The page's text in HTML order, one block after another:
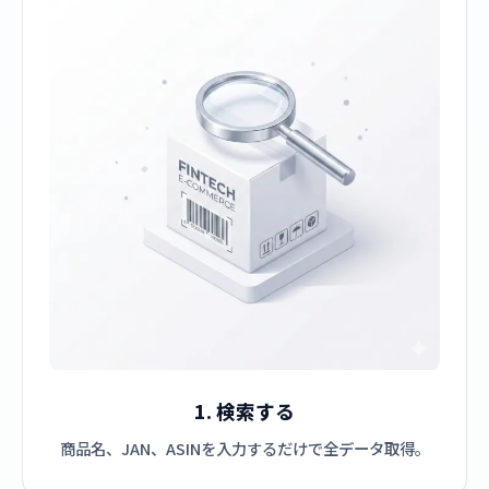
1. 検索する
商品名、JAN、ASINを入力するだけで全データ取得。